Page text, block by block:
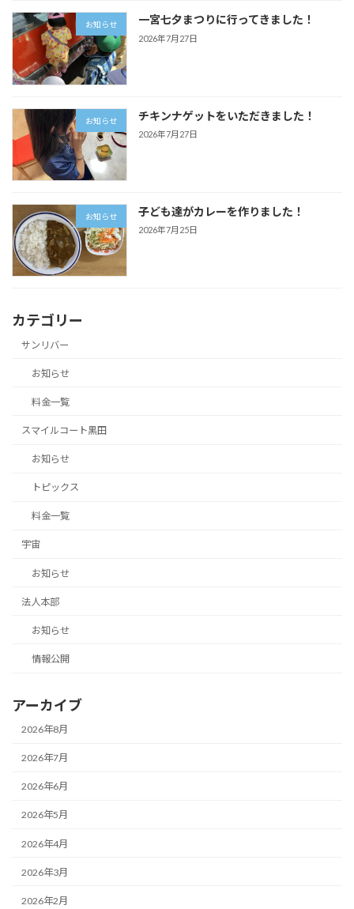
お知らせ 一宮七夕まつりに行ってきました！
2026年7月27日
お知らせ チキンナゲットをいただきました！
2026年7月27日
お知らせ 子ども達がカレーを作りました！
2026年7月25日
カテゴリー
サンリバー
お知らせ
料金一覧
スマイルコート黒田
お知らせ
トピックス
料金一覧
宇宙
お知らせ
法人本部
お知らせ
情報公開
アーカイブ
2026年8月
2026年7月
2026年6月
2026年5月
2026年4月
2026年3月
2026年2月